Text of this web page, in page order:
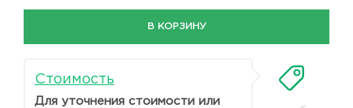
В КОРЗИНУ
Стоимость
Для уточнения стоимости или